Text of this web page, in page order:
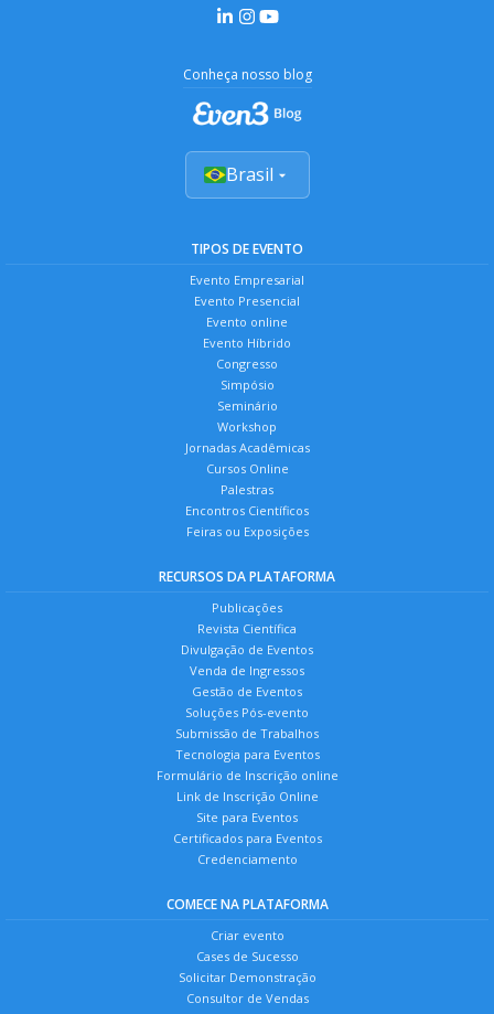
Conheça nosso blog
Brasil
TIPOS DE EVENTO
Evento Empresarial
Evento Presencial
Evento online
Evento Híbrido
Congresso
Simpósio
Seminário
Workshop
Jornadas Acadêmicas
Cursos Online
Palestras
Encontros Científicos
Feiras ou Exposições
RECURSOS DA PLATAFORMA
Publicações
Revista Científica
Divulgação de Eventos
Venda de Ingressos
Gestão de Eventos
Soluções Pós-evento
Submissão de Trabalhos
Tecnologia para Eventos
Formulário de Inscrição online
Link de Inscrição Online
Site para Eventos
Certificados para Eventos
Credenciamento
COMECE NA PLATAFORMA
Criar evento
Cases de Sucesso
Solicitar Demonstração
Consultor de Vendas